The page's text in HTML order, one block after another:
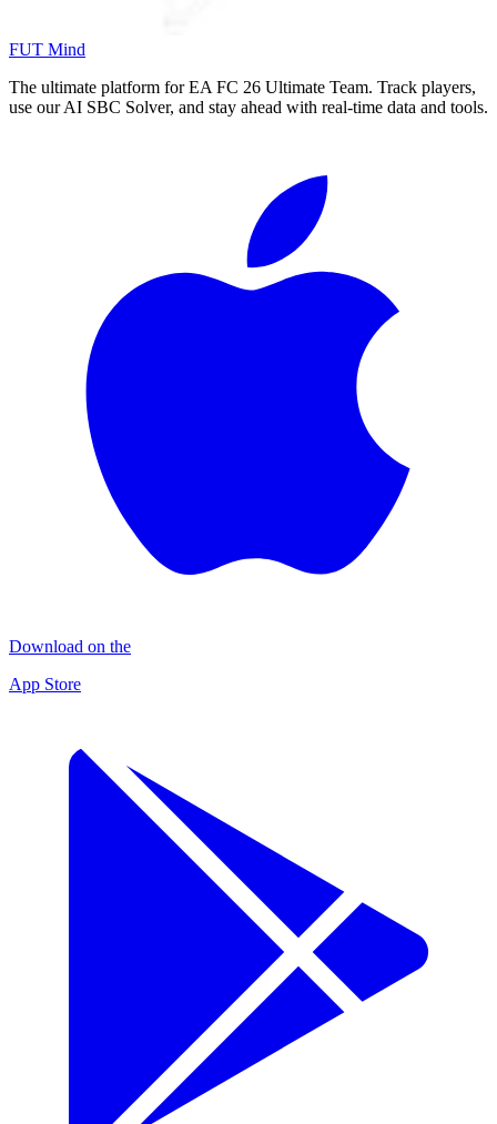
FUT Mind
The ultimate platform for EA FC 26 Ultimate Team. Track players,
use our AI SBC Solver, and stay ahead with real-time data and tools.
Download on the
App Store